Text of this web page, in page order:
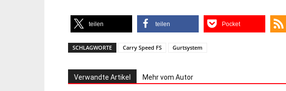
teilen teilen Pocket
SCHLAGWORTE Carry Speed FS Gurtsystem
Verwandte Artikel Mehr vom Autor